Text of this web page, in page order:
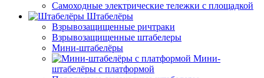
Самоходные электрические тележки с площадкой
Штабелёры
Взрывозащищенные ричтраки
Взрывозащищенные штабелеры
Мини-штабелёры
Мини-
штабелёры с платформой